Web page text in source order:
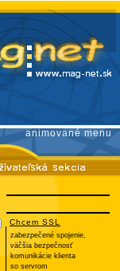
animované menu
Chcem SSL
zabezpečené spojenie,
väčšia bezpečnosť
komunikácie klienta
so servrom